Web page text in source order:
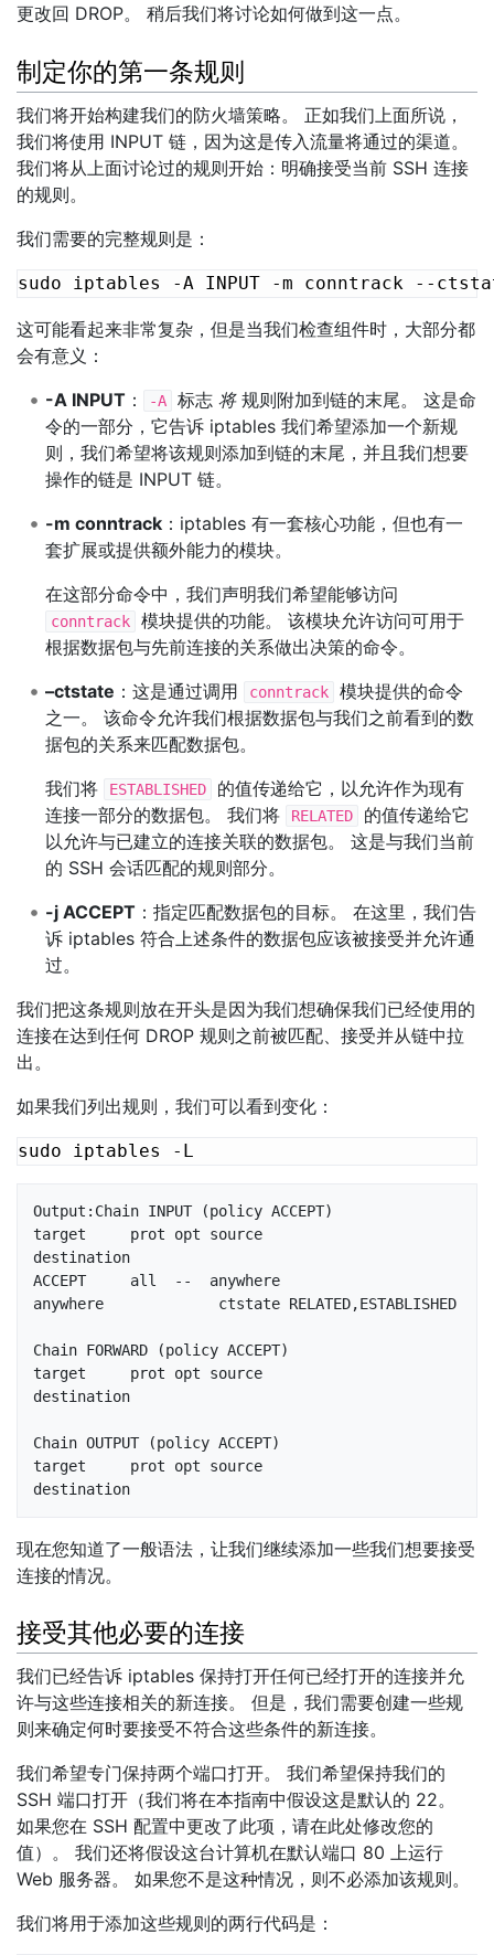
更改回 DROP。 稍后我们将讨论如何做到这一点。
制定你的第一条规则
我们将开始构建我们的防火墙策略。 正如我们上面所说，
我们将使用 INPUT 链，因为这是传入流量将通过的渠道。
我们将从上面讨论过的规则开始：明确接受当前 SSH 连接
的规则。
我们需要的完整规则是：
这可能看起来非常复杂，但是当我们检查组件时，大部分都
会有意义：
-A INPUT： -A 标志 将规则附加到链的末尾。 这是命
令的一部分，它告诉 iptables 我们希望添加一个新规
则，我们希望将该规则添加到链的末尾，并且我们想要
操作的链是 INPUT 链。
-m conntrack：iptables 有一套核心功能，但也有一
套扩展或提供额外能力的模块。
在这部分命令中，我们声明我们希望能够访问
conntrack
模块提供的功能。 该模块允许访问可用于
根据数据包与先前连接的关系做出决策的命令。
–ctstate ：这是通过调用 conntrack
模块提供的命令
之一。 该命令允许我们根据数据包与我们之前看到的数
据包的关系来匹配数据包。
我们将
ESTABLISHED
的值传递给它，以允许作为现有
连接一部分的数据包。 我们将
RELATED
的值传递给它
以允许与已建立的连接关联的数据包。 这是与我们当前
的 SSH 会话匹配的规则部分。
-j ACCEPT：指定匹配数据包的目标。 在这里，我们告
诉 iptables 符合上述条件的数据包应该被接受并允许通
过。
我们把这条规则放在开头是因为我们想确保我们已经使用的
连接在达到任何 DROP 规则之前被匹配、接受并从链中拉
出。
如果我们列出规则，我们可以看到变化：
Output:Chain INPUT (policy ACCEPT)
target     prot opt source
destination
ACCEPT     all  --  anywhere
anywhere             ctstate RELATED,ESTABLISHED
Chain FORWARD (policy ACCEPT)
target     prot opt source
destination
Chain OUTPUT (policy ACCEPT)
target     prot opt source
destination
现在您知道了一般语法，让我们继续添加一些我们想要接受
连接的情况。
接受其他必要的连接
我们已经告诉 iptables 保持打开任何已经打开的连接并允
许与这些连接相关的新连接。 但是，我们需要创建一些规
则来确定何时要接受不符合这些条件的新连接。
我们希望专门保持两个端口打开。 我们希望保持我们的
SSH 端口打开（我们将在本指南中假设这是默认的 22。
如果您在 SSH 配置中更改了此项，请在此处修改您的
值）。 我们还将假设这台计算机在默认端口 80 上运行
Web 服务器。 如果您不是这种情况，则不必添加该规则。
我们将用于添加这些规则的两行代码是：